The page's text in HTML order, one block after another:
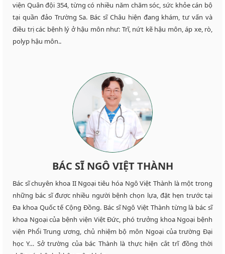
viện Quân đội 354, từng có nhiều năm chăm sóc, sức khỏe cán bộ
tại quần đảo Trường Sa. Bác sĩ Châu hiện đang khám, tư vấn và
điều trị các bệnh lý ở hậu môn như: Trĩ, nứt kẽ hậu môn, áp xe, rò,
polyp hậu môn..
BÁC SĨ NGÔ VIỆT THÀNH
Bác sĩ chuyên khoa II Ngoại tiêu hóa Ngô Việt Thành là một trong
những bác sĩ được nhiều người bệnh chọn lựa, đặt hẹn trước tại
Đa khoa Quốc tế Cộng Đồng. Bác sĩ Ngô Việt Thành từng là bác sĩ
khoa Ngoại của bệnh viện Việt Đức, phó trưởng khoa Ngoại bệnh
viện Phổi Trung ương, chủ nhiệm bộ môn Ngoại của trường Đại
học Y… Sở trường của bác Thành là thực hiện cắt trĩ đồng thời